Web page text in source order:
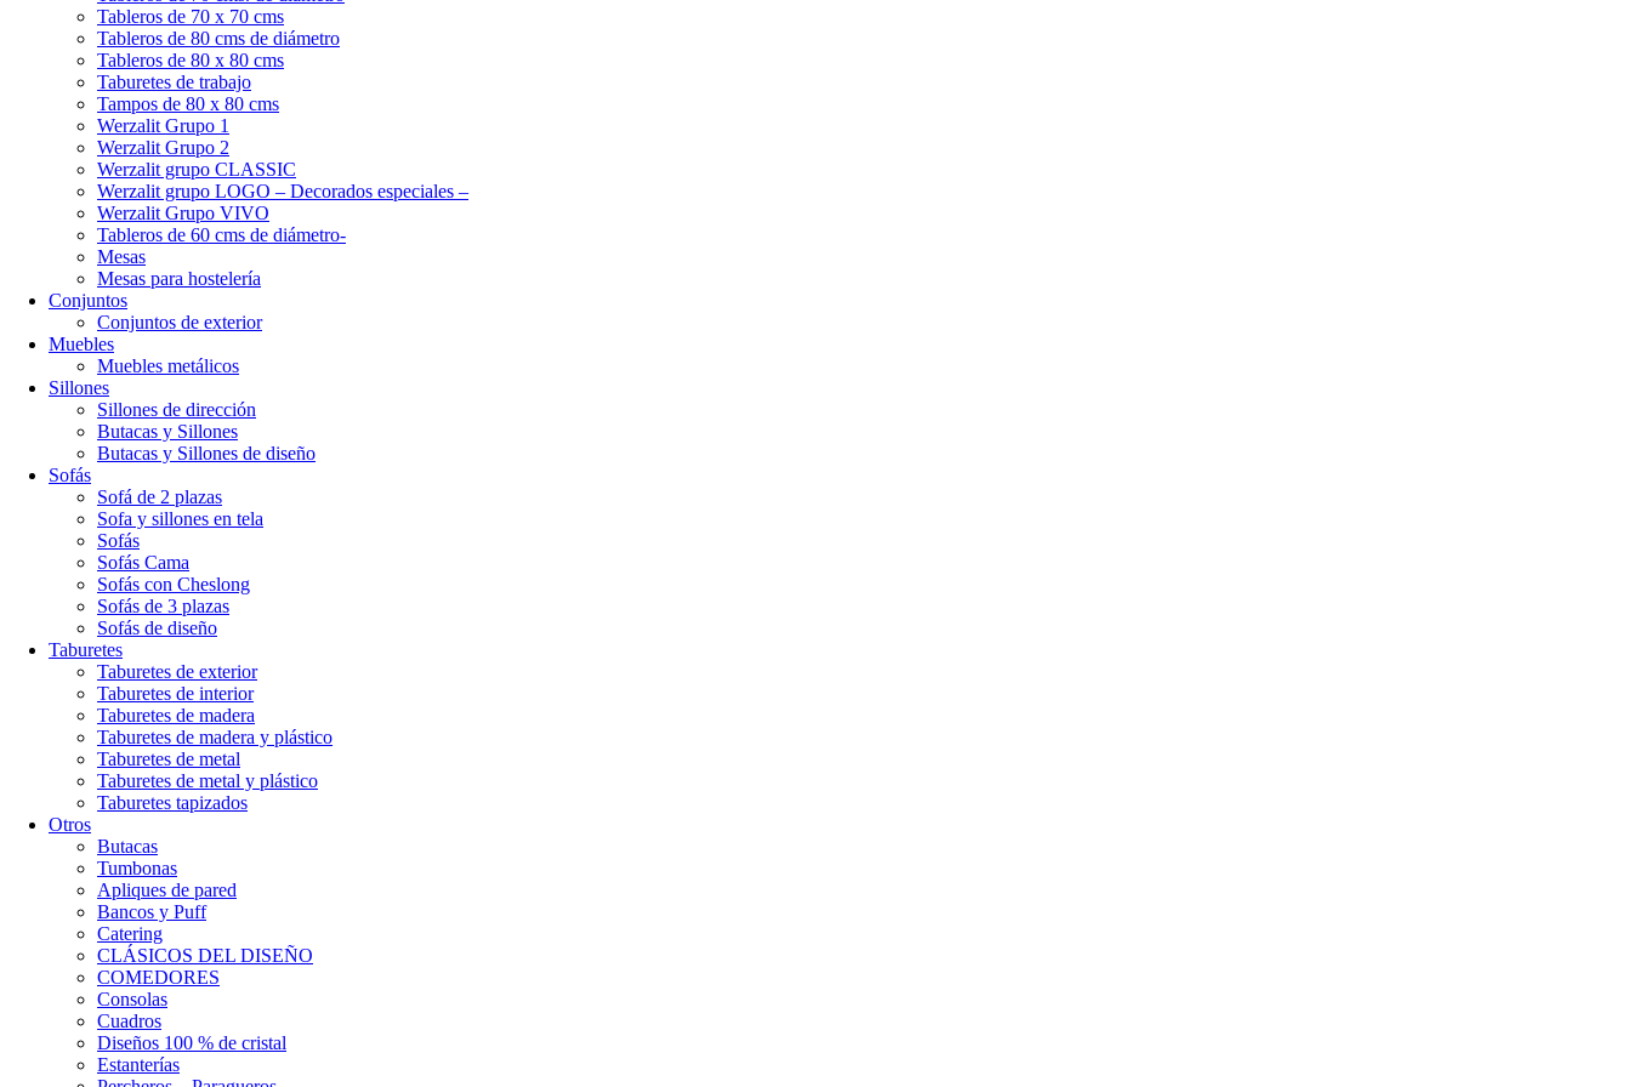
Tableros de 70 x 70 cms
Tableros de 80 cms de diámetro
Tableros de 80 x 80 cms
Taburetes de trabajo
Tampos de 80 x 80 cms
Werzalit Grupo 1
Werzalit Grupo 2
Werzalit grupo CLASSIC
Werzalit grupo LOGO – Decorados especiales –
Werzalit Grupo VIVO
Tableros de 60 cms de diámetro-
Mesas
Mesas para hostelería
Conjuntos
Conjuntos de exterior
Muebles
Muebles metálicos
Sillones
Sillones de dirección
Butacas y Sillones
Butacas y Sillones de diseño
Sofás
Sofá de 2 plazas
Sofa y sillones en tela
Sofás
Sofás Cama
Sofás con Cheslong
Sofás de 3 plazas
Sofás de diseño
Taburetes
Taburetes de exterior
Taburetes de interior
Taburetes de madera
Taburetes de madera y plástico
Taburetes de metal
Taburetes de metal y plástico
Taburetes tapizados
Otros
Butacas
Tumbonas
Apliques de pared
Bancos y Puff
Catering
CLÁSICOS DEL DISEÑO
COMEDORES
Consolas
Cuadros
Diseños 100 % de cristal
Estanterías